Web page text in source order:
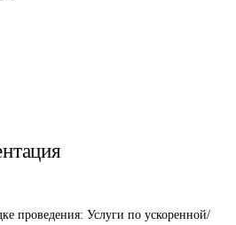
проведения: Услуги по ускоренной/